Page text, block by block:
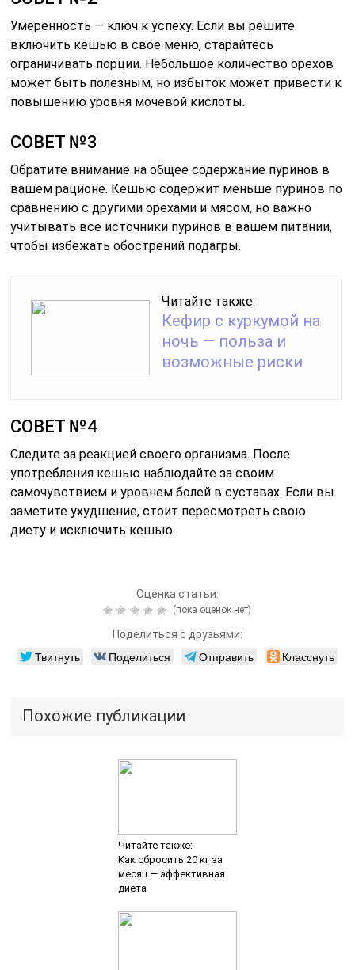
Умеренность — ключ к успеху. Если вы решите
включить кешью в свое меню, старайтесь
ограничивать порции. Небольшое количество орехов
может быть полезным, но избыток может привести к
повышению уровня мочевой кислоты.
СОВЕТ №3
Обратите внимание на общее содержание пуринов в
вашем рационе. Кешью содержит меньше пуринов по
сравнению с другими орехами и мясом, но важно
учитывать все источники пуринов в вашем питании,
чтобы избежать обострений подагры.
Читайте также:
Кефир с куркумой на
ночь — польза и
возможные риски
СОВЕТ №4
Следите за реакцией своего организма. После
употребления кешью наблюдайте за своим
самочувствием и уровнем болей в суставах. Если вы
заметите ухудшение, стоит пересмотреть свою
диету и исключить кешью.
Оценка статьи:
(пока оценок нет)
Поделиться с друзьями:
Твитнуть Поделиться Отправить Класснуть
Похожие публикации
Читайте также:
Как сбросить 20 кг за
месяц — эффективная
диета